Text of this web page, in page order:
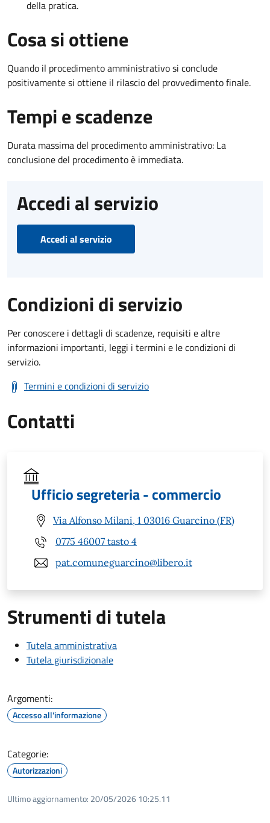
della pratica.
Cosa si ottiene
Quando il procedimento amministrativo si conclude
positivamente si ottiene il rilascio del provvedimento finale.
Tempi e scadenze
Durata massima del procedimento amministrativo: La
conclusione del procedimento è immediata.
Accedi al servizio
Accedi al servizio
Condizioni di servizio
Per conoscere i dettagli di scadenze, requisiti e altre
informazioni importanti, leggi i termini e le condizioni di
servizio.
Termini e condizioni di servizio
Contatti
Ufficio segreteria - commercio
Via Alfonso Milani, 1 03016 Guarcino (FR)
0775 46007 tasto 4
pat.comuneguarcino@libero.it
Strumenti di tutela
Tutela amministrativa
Tutela giurisdizionale
Argomenti:
Accesso all'informazione
Categorie:
Autorizzazioni
Ultimo aggiornamento: 20/05/2026 10:25.11